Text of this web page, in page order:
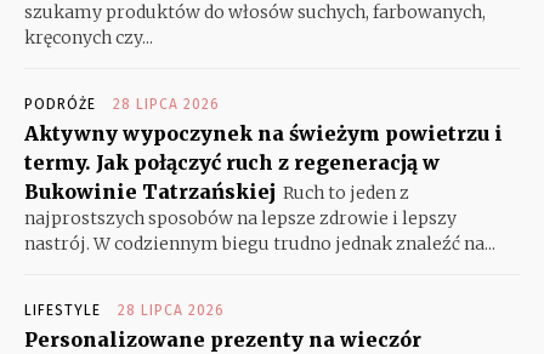
szukamy produktów do włosów suchych, farbowanych,
kręconych czy...
PODRÓŻE 28 LIPCA 2026
Aktywny wypoczynek na świeżym powietrzu i
termy. Jak połączyć ruch z regeneracją w
Bukowinie Tatrzańskiej Ruch to jeden z
najprostszych sposobów na lepsze zdrowie i lepszy
nastrój. W codziennym biegu trudno jednak znaleźć na...
LIFESTYLE 28 LIPCA 2026
Personalizowane prezenty na wieczór